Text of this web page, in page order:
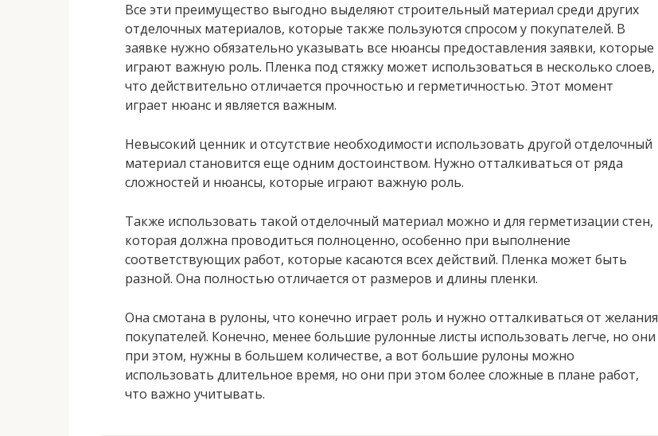
Все эти преимущество выгодно выделяют строительный материал среди других
отделочных материалов, которые также пользуются спросом у покупателей. В
заявке нужно обязательно указывать все нюансы предоставления заявки, которые
играют важную роль. Пленка под стяжку может использоваться в несколько слоев,
что действительно отличается прочностью и герметичностью. Этот момент
играет нюанс и является важным.
Невысокий ценник и отсутствие необходимости использовать другой отделочный
материал становится еще одним достоинством. Нужно отталкиваться от ряда
сложностей и нюансы, которые играют важную роль.
Также использовать такой отделочный материал можно и для герметизации стен,
которая должна проводиться полноценно, особенно при выполнение
соответствующих работ, которые касаются всех действий. Пленка может быть
разной. Она полностью отличается от размеров и длины пленки.
Она смотана в рулоны, что конечно играет роль и нужно отталкиваться от желания
покупателей. Конечно, менее большие рулонные листы использовать легче, но они
при этом, нужны в большем количестве, а вот большие рулоны можно
использовать длительное время, но они при этом более сложные в плане работ,
что важно учитывать.